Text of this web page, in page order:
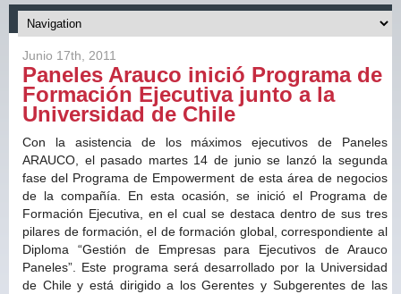
Junio 17th, 2011
Paneles Arauco inició Programa de
Formación Ejecutiva junto a la
Universidad de Chile
Con la asistencia de los máximos ejecutivos de Paneles
ARAUCO, el pasado martes 14 de junio se lanzó la segunda
fase del Programa de Empowerment de esta área de negocios
de la compañía. En esta ocasión, se inició el Programa de
Formación Ejecutiva, en el cual se destaca dentro de sus tres
pilares de formación, el de formación global, correspondiente al
Diploma “Gestión de Empresas para Ejecutivos de Arauco
Paneles”. Este programa será desarrollado por la Universidad
de Chile y está dirigido a los Gerentes y Subgerentes de las